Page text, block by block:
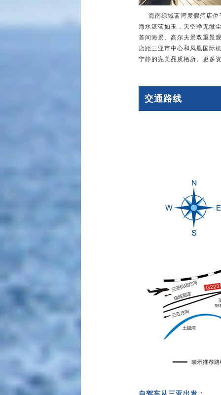
海南绿城蓝湾度假酒店位
海水湛蓝如玉，天空净无微
首间海景、高尔夫景双重景
店距三亚市中心和凤凰国际
宁静的完美品质栖所。更多
交通路线